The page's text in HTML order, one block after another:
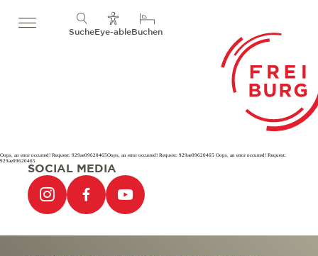
SucheEye-ableBuchen
Oops, an error occurred! Request: 929ae09620465Oops, an error occurred! Request: 929ae09620465 Oops, an error occurred! Request:
929ae09620465
SOCIAL MEDIA